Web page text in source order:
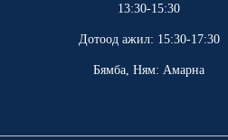
Даваа-Баасан: 09:00-13:00,
13:30-15:30
Дотоод ажил: 15:30-17:30